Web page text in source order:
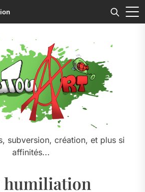
subversion, création, et plus si
affinités...
humiliation